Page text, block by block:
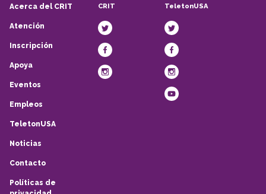
Acerca del CRIT
Atención
Inscripción
Apoya
Eventos
Empleos
TeletonUSA
Noticias
Contacto
Políticas de
CRIT TeletonUSA